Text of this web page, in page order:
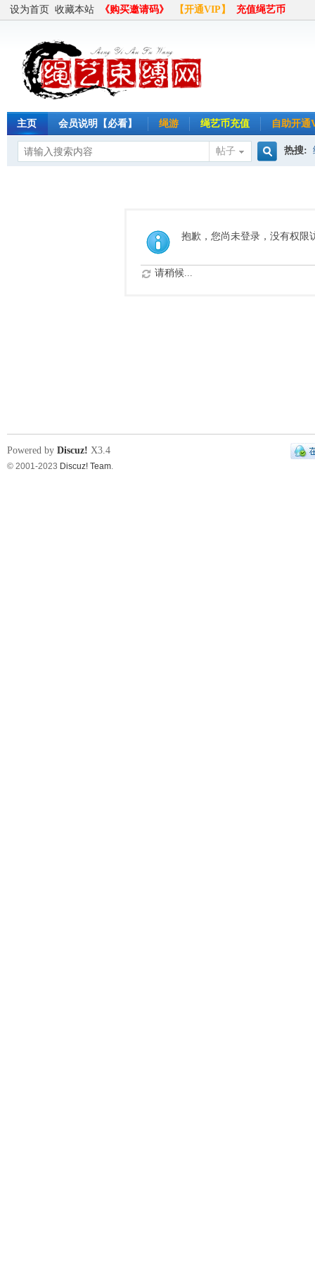
设为首页 收藏本站 《购买邀请码》 【开通VIP】 充值绳艺币
主页 会员说明【必看】 绳游 绳艺币充值 自助开通
帖子
索
热搜:
抱歉，您尚未登录，没有权限
请稍候...
Powered by Discuz! X3.4
© 2001-2023 Discuz! Team